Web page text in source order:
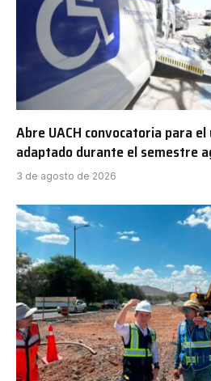
Abre UACH convocatoria para
adaptado durante el semestre
3 de agosto de 2026